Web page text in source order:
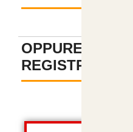
OPPURE PAGA
REGISTRAZIONE